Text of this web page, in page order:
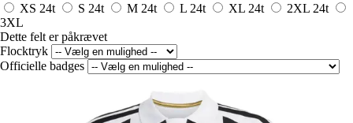
XS 24t S 24t M 24t L 24t XL 24t 2XL 24t
3XL
Dette felt er påkrævet
Flocktryk
Officielle badges